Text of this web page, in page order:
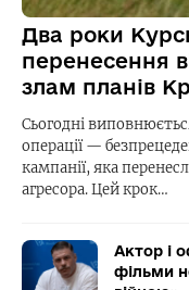
Два роки
перенесення
злам планів
Сьогодні
операції —
кампанії, яка
агресора. Цей крок…
Актор і
фільми